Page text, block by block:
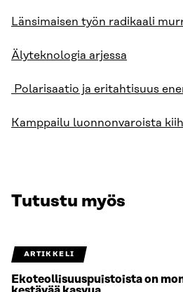
Länsimaisen työn radikaali
Älyteknologia arjessa
Polarisaatio ja eritahtisuus
Kamppailu luonnonvaroista
Tutustu myös
ARTIKKELI
Ekoteollisuuspuistoista on